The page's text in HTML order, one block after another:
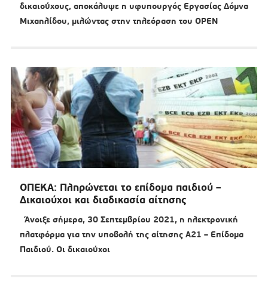
δικαιούχους, αποκάλυψε η υφυπουργός Εργασίας Δόμνα
Μιχαηλίδου, μιλώντας στην τηλεόραση του OPEN
ΟΠΕΚΑ: Πληρώνεται το επίδομα παιδιού –
Δικαιούχοι και διαδικασία αίτησης
Άνοιξε σήμερα, 30 Σεπτεμβρίου 2021, η ηλεκτρονική
πλατφόρμα για την υποβολή της αίτησης Α21 – Επίδομα
Παιδιού. Οι δικαιούχοι